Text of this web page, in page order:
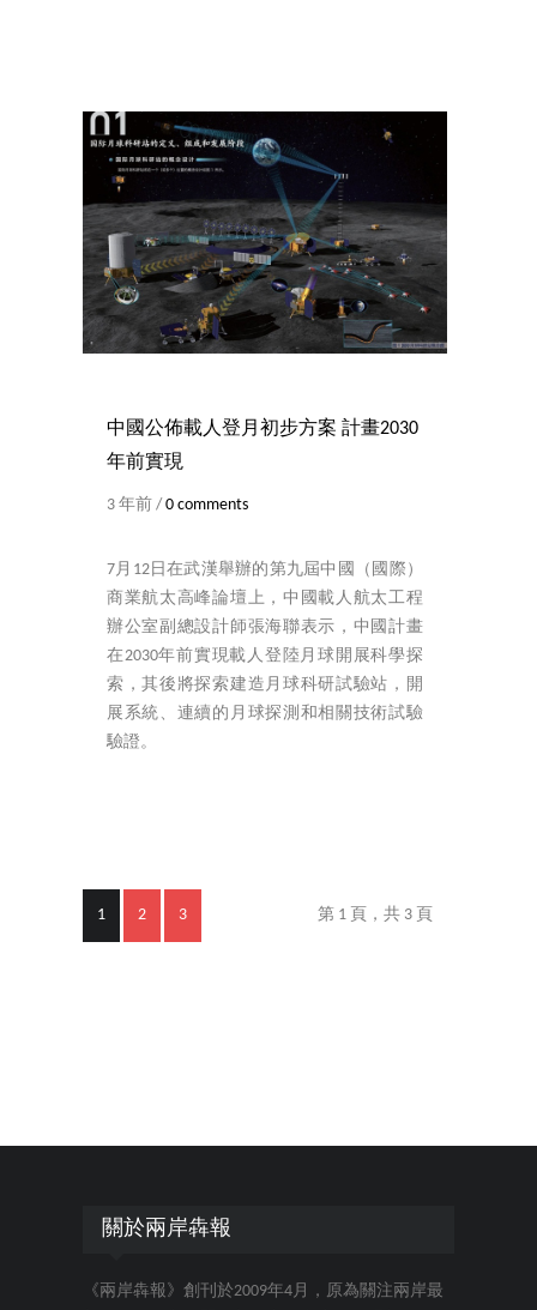
中國公佈載人登月初步方案 計畫2030
年前實現
3 年前 / 0 comments
7月12日在武漢舉辦的第九屆中國（國際）
商業航太高峰論壇上，中國載人航太工程
辦公室副總設計師張海聯表示，中國計畫
在2030年前實現載人登陸月球開展科學探
索，其後將探索建造月球科研試驗站，開
展系統、連續的月球探測和相關技術試驗
驗證。
1 2 3 第 1 頁，共 3 頁
關於兩岸犇報
《兩岸犇報》創刊於2009年4月，原為關注兩岸最